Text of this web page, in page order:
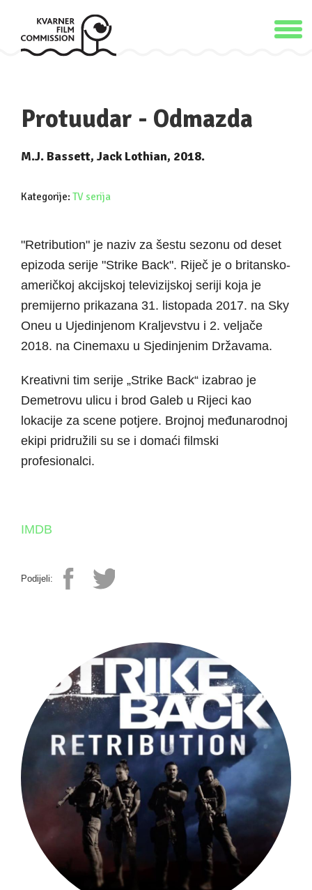
Protuudar - Odmazda
M.J. Bassett, Jack Lothian, 2018.
Kategorije: TV serija
"Retribution" je naziv za šestu sezonu od deset
epizoda serije "Strike Back". Riječ je o britansko-
američkoj akcijskoj televizijskoj seriji koja je
premijerno prikazana 31. listopada 2017. na Sky
Oneu u Ujedinjenom Kraljevstvu i 2. veljače
2018. na Cinemaxu u Sjedinjenim Državama.
Kreativni tim serije „Strike Back“ izabrao je
Demetrovu ulicu i brod Galeb u Rijeci kao
lokacije za scene potjere. Brojnoj međunarodnoj
ekipi pridružili su se i domaći filmski
profesionalci.
IMDB
Podijeli: